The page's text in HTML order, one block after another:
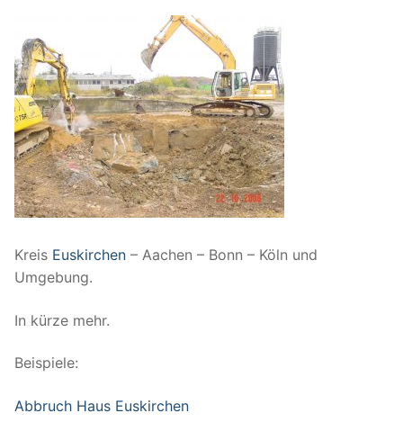
Kreis Euskirchen – Aachen – Bonn – Köln und
Umgebung.
In kürze mehr.
Beispiele:
Abbruch Haus Euskirchen